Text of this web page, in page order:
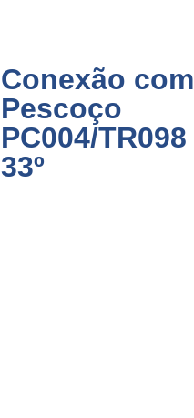
Conexão com
Pescoço
PC004/TR098
33º